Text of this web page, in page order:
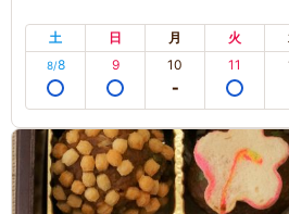
土 日 月 火
8/8 9 10 11